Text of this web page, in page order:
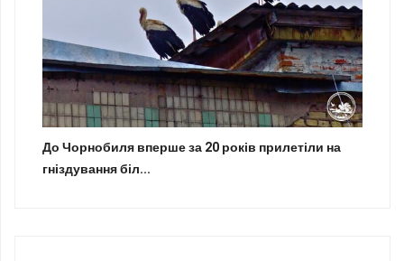
До Чорнобиля вперше за 20 років прилетіли на
гніздування біл...